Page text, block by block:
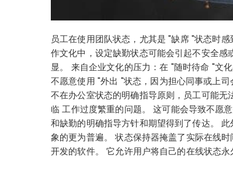
员工在使用团队状态，尤其是 "缺席 "状态时
作文化中，设定缺勤状态可能会引起不安全
显。 来自企业文化的压力：在 "随时待命 "文
不愿意使用 "外出 "状态，因为担心同事或上
不在办公室状态的明确指导原则，员工可能
临 工作过度繁重的问题。 这可能会导致不愿
和缺勤的明确指导方针和期望得到了传达。
象的更为普遍。 状态保持器掩盖了实际在线
开发的软件。 它允许用户将自己的在线状态